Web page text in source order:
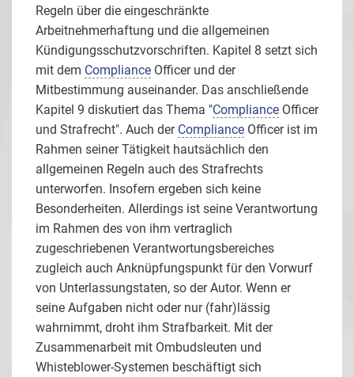
Regeln über die eingeschränkte
Arbeitnehmerhaftung und die allgemeinen
Kündigungsschutzvorschriften. Kapitel 8 setzt sich
mit dem Compliance Officer und der
Mitbestimmung auseinander. Das anschließende
Kapitel 9 diskutiert das Thema "Compliance Officer
und Strafrecht". Auch der Compliance Officer ist im
Rahmen seiner Tätigkeit hautsächlich den
allgemeinen Regeln auch des Strafrechts
unterworfen. Insofern ergeben sich keine
Besonderheiten. Allerdings ist seine Verantwortung
im Rahmen des von ihm vertraglich
zugeschriebenen Verantwortungsbereiches
zugleich auch Anknüpfungspunkt für den Vorwurf
von Unterlassungstaten, so der Autor. Wenn er
seine Aufgaben nicht oder nur (fahr)lässig
wahrnimmt, droht ihm Strafbarkeit. Mit der
Zusammenarbeit mit Ombudsleuten und
Whisteblower-Systemen beschäftigt sich